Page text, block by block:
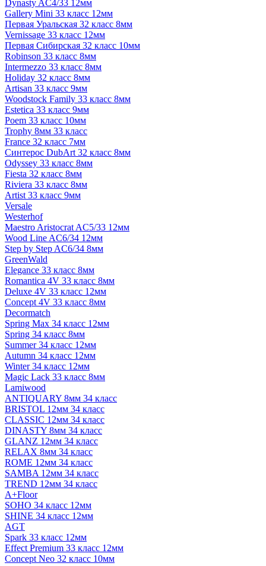
Dynasty AC4/33 12мм
Gallery Mini 33 класс 12мм
Первая Уральская 32 класс 8мм
Vernissage 33 класс 12мм
Первая Сибирская 32 класс 10мм
Robinson 33 класс 8мм
Intermezzo 33 класс 8мм
Holiday 32 класс 8мм
Artisan 33 класс 9мм
Woodstock Family 33 класс 8мм
Estetica 33 класс 9мм
Poem 33 класс 10мм
Trophy 8мм 33 класс
France 32 класс 7мм
Синтерос DubArt 32 класс 8мм
Odyssey 33 класс 8мм
Fiesta 32 класс 8мм
Riviera 33 класс 8мм
Artist 33 класс 9мм
Versale
Westerhof
Maestro Aristocrat AC5/33 12мм
Wood Line AC6/34 12мм
Step by Step AC6/34 8мм
GreenWald
Elegance 33 класс 8мм
Romantica 4V 33 класс 8мм
Deluxe 4V 33 класс 12мм
Concept 4V 33 класс 8мм
Decormatch
Spring Max 34 класс 12мм
Spring 34 класс 8мм
Summer 34 класс 12мм
Autumn 34 класс 12мм
Winter 34 класс 12мм
Magic Lack 33 класс 8мм
Lamiwood
ANTIQUARY 8мм 34 класс
BRISTOL 12мм 34 класс
CLASSIC 12мм 34 класс
DINASTY 8мм 34 класс
GLANZ 12мм 34 класс
RELAX 8мм 34 класс
ROME 12мм 34 класс
SAMBA 12мм 34 класс
TREND 12мм 34 класс
A+Floor
SOHO 34 класс 12мм
SHINE 34 класс 12мм
AGT
Spark 33 класс 12мм
Effect Premium 33 класс 12мм
Concept Neo 32 класс 10мм